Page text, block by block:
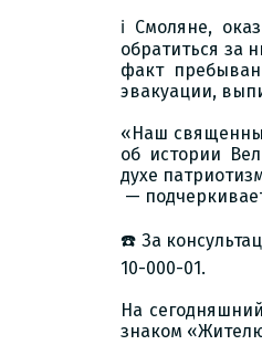
ℹ️ Смоляне,
обратиться за
факт
эвакуации,
«Наш
об истории
духе
—
☎️ За
10-000-01.
На
знаком